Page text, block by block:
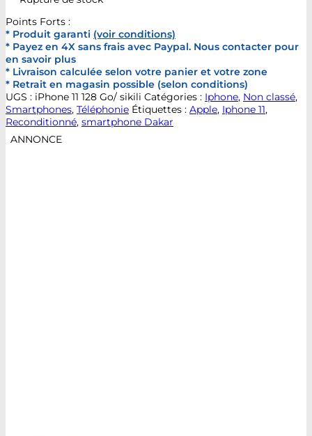
Points Forts :
* Produit garanti (voir conditions)
* Payez en 4X sans frais avec Paypal. Nous contacter pour
en savoir plus
* Livraison calculée selon votre panier et votre zone
* Retrait en magasin possible (selon conditions)
UGS : iPhone 11 128 Go/ sikili Catégories : Iphone, Non classé,
Smartphones, Téléphonie Étiquettes : Apple, Iphone 11,
Reconditionné, smartphone Dakar
ANNONCE